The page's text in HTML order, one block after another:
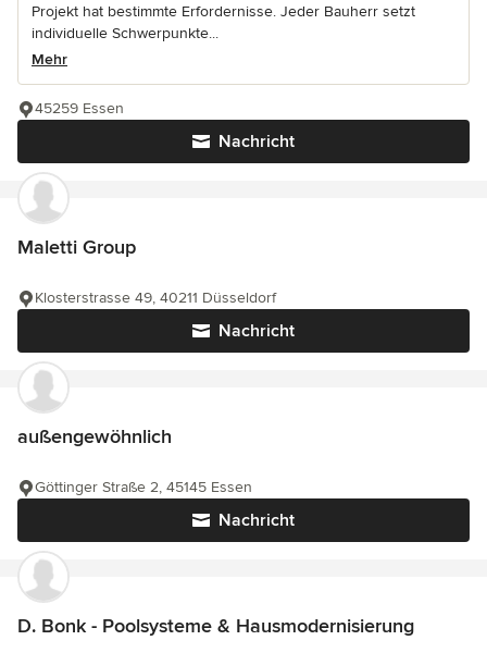
Projekt hat bestimmte Erfordernisse. Jeder Bauherr setzt
individuelle Schwerpunkte...
Mehr
Nachricht
45259 Essen
Maletti Group
Nachricht
Klosterstrasse 49, 40211 Düsseldorf
außengewöhnlich
Nachricht
Göttinger Straße 2, 45145 Essen
D. Bonk - Poolsysteme & Hausmodernisierung